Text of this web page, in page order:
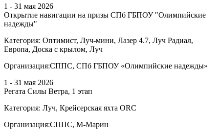
1 - 31 мая 2026
Открытие навигации на призы СПб ГБПОУ "Олимпийские
надежды"
Категория: Оптимист, Луч-мини, Лазер 4.7, Луч Радиал,
Европа, Доска с крылом, Луч
Организация:СППС, СПб ГБПОУ «Олимпийские надежды»
1 - 31 мая 2026
Регата Силы Ветра, 1 этап
Категория: Луч, Крейсерская яхта ORC
Организация:СППС, М-Марин